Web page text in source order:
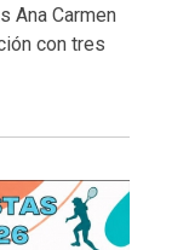
Ana Carmen
con tres